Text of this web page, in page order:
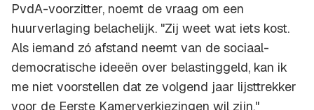
PvdA-voorzitter, noemt de vraag om een
huurverlaging belachelijk. "Zij weet wat iets kost.
Als iemand zó afstand neemt van de sociaal-
democratische ideeën over belastinggeld, kan ik
me niet voorstellen dat ze volgend jaar lijsttrekker
voor de Eerste Kamerverkiezingen wil zijn."